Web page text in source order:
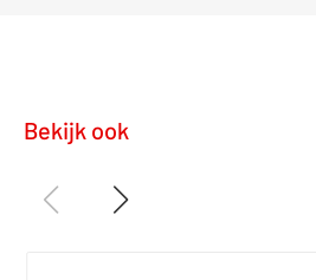
Bekijk ook